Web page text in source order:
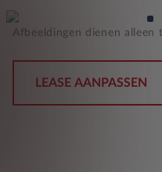
Afbeeldingen dienen alleen
LEASE AANPASSEN